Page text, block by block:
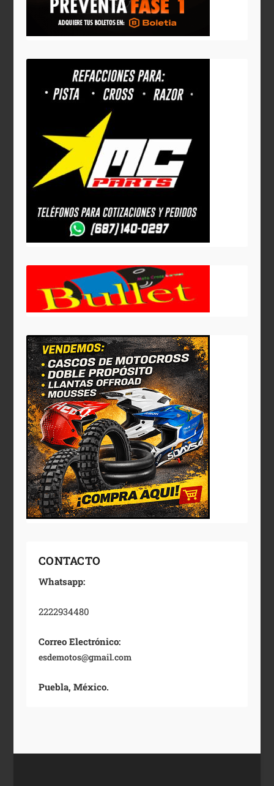
CONTACTO
Whatsapp:
2222934480
Correo Electrónico:
esdemotos@gmail.com
Puebla, México.